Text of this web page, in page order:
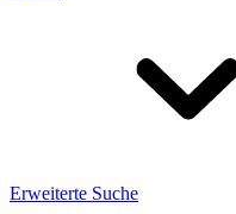
Erweiterte Suche